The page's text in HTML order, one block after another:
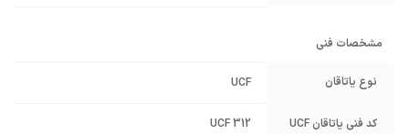
مشخصات فنی
نوع یاتاقان UCF
کد فنی یاتاقان UCF UCF 312